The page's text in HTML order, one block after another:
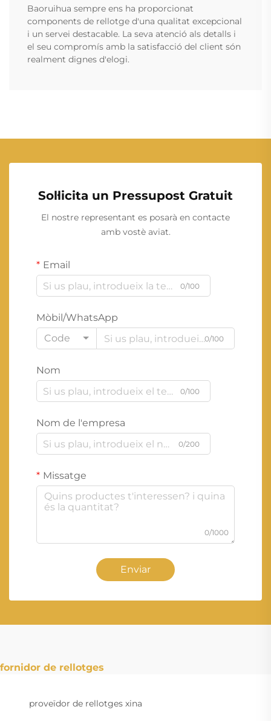
Baoruihua sempre ens ha proporcionat
components de rellotge d'una qualitat excepcional
i un servei destacable. La seva atenció als detalls i
el seu compromís amb la satisfacció del client són
realment dignes d'elogi.
Sol·licita un Pressupost Gratuit
El nostre representant es posarà en contacte
amb vostè aviat.
Email
0/100
Mòbil/WhatsApp
Code
0/100
Nom
0/100
Nom de l'empresa
0/200
Missatge
0/1000
Enviar
fornidor de rellotges
proveïdor de rellotges xina